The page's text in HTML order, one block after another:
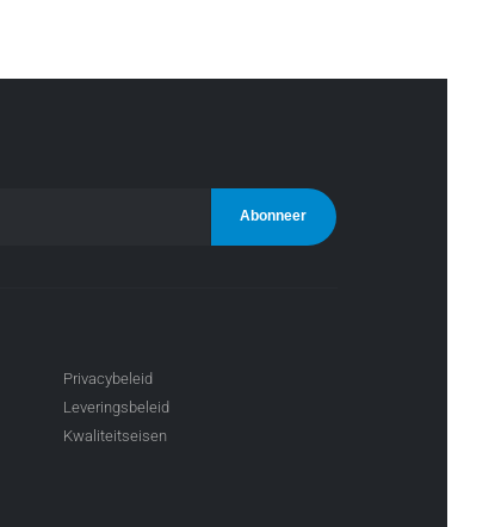
Privacybeleid
Leveringsbeleid
Kwaliteitseisen